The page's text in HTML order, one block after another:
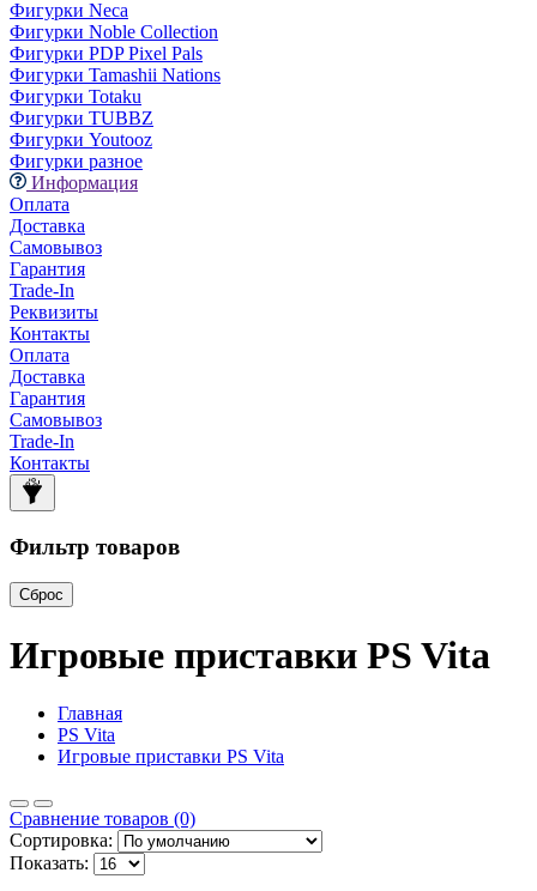
Фигурки Neca
Фигурки Noble Collection
Фигурки PDP Pixel Pals
Фигурки Tamashii Nations
Фигурки Totaku
Фигурки TUBBZ
Фигурки Youtooz
Фигурки разное
Информация
Оплата
Доставка
Самовывоз
Гарантия
Trade-In
Реквизиты
Контакты
Оплата
Доставка
Гарантия
Самовывоз
Trade-In
Контакты
Фильтр товаров
Сброс
Игровые приставки PS Vita
Главная
PS Vita
Игровые приставки PS Vita
Сравнение товаров (0)
Сортировка:
Показать: